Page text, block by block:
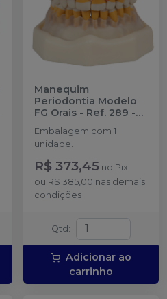
Manequim
Periodontia Modelo
FG Orais - Ref. 289 -
ORAIS
Embalagem com 1
unidade.
R$ 373,45 no Pix
ou R$ 385,00 nas demais
condições
Qtd :
Adicionar ao
carrinho